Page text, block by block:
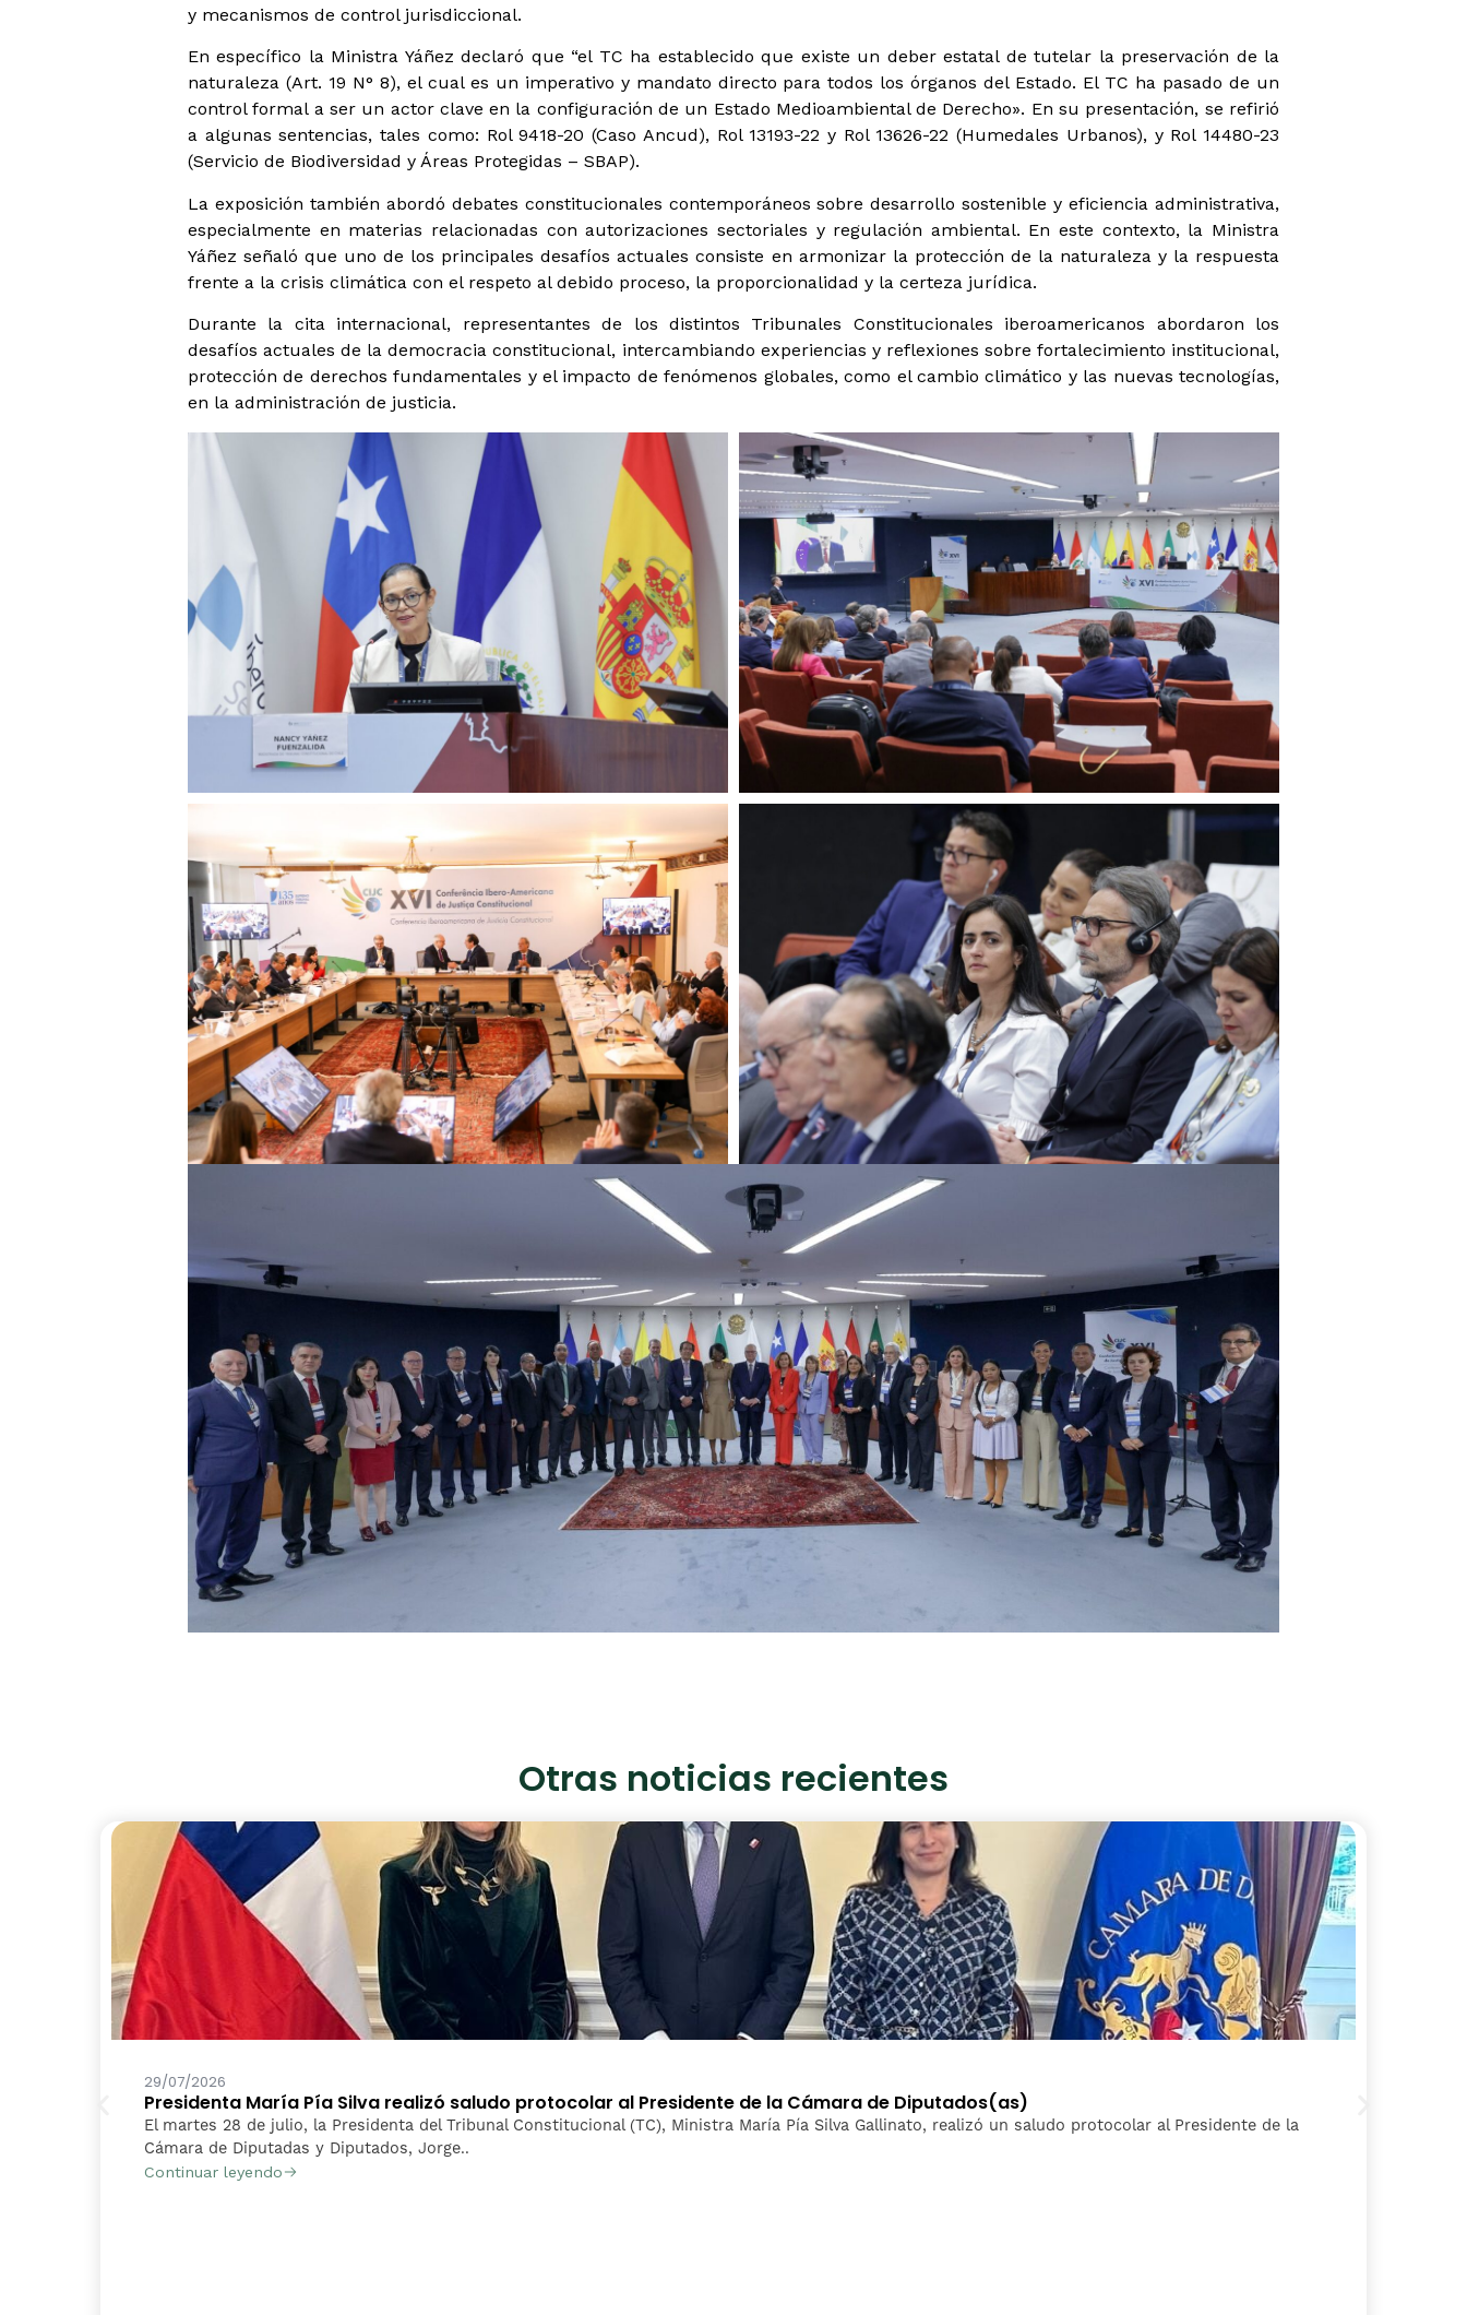
y mecanismos de control jurisdiccional.
En específico la Ministra Yáñez declaró que “el TC ha establecido que existe un deber estatal de tutelar la preservación de la
naturaleza (Art. 19 N° 8), el cual es un imperativo y mandato directo para todos los órganos del Estado. El TC ha pasado de un
control formal a ser un actor clave en la configuración de un Estado Medioambiental de Derecho». En su presentación, se refirió
a algunas sentencias, tales como: Rol 9418-20 (Caso Ancud), Rol 13193-22 y Rol 13626-22 (Humedales Urbanos), y Rol 14480-23
(Servicio de Biodiversidad y Áreas Protegidas – SBAP).
La exposición también abordó debates constitucionales contemporáneos sobre desarrollo sostenible y eficiencia administrativa,
especialmente en materias relacionadas con autorizaciones sectoriales y regulación ambiental. En este contexto, la Ministra
Yáñez señaló que uno de los principales desafíos actuales consiste en armonizar la protección de la naturaleza y la respuesta
frente a la crisis climática con el respeto al debido proceso, la proporcionalidad y la certeza jurídica.
Durante la cita internacional, representantes de los distintos Tribunales Constitucionales iberoamericanos abordaron los
desafíos actuales de la democracia constitucional, intercambiando experiencias y reflexiones sobre fortalecimiento institucional,
protección de derechos fundamentales y el impacto de fenómenos globales, como el cambio climático y las nuevas tecnologías,
en la administración de justicia.
Otras noticias recientes
29/07/2026
Presidenta María Pía Silva realizó saludo protocolar al Presidente de la Cámara de Diputados(as)
El martes 28 de julio, la Presidenta del Tribunal Constitucional (TC), Ministra María Pía Silva Gallinato, realizó un saludo protocolar al Presidente de la
Cámara de Diputadas y Diputados, Jorge..
Continuar leyendo